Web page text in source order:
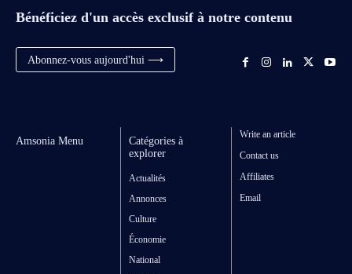
Bénéficiez d'un accès exclusif à notre contenu
Abonnez-vous aujourd'hui ⟶
Amsonia Menu
Catégories à
explorer
Actualités
Annonces
Culture
Économie
National
Write an article
Contact us
Affiliates
Email